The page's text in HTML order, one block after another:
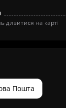
дивитися на карті
Пошта